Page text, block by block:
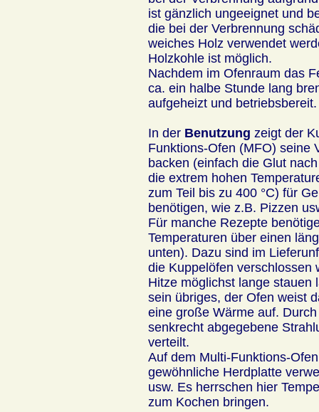
ist gänzlich ungeeignet und
die bei der Verbrennung
weiches Holz verwendet
Holzkohle ist möglich.
Nachdem im Ofenraum das
ca. ein halbe Stunde lang
aufgeheizt und betriebsbereit.
In der Benutzung zeigt der
Funktions-Ofen (MFO) seine
backen (einfach die Glut
die extrem hohen
zum Teil bis zu 400 °C) für
benötigen, wie z.B. Pizzen
Für manche Rezepte
Temperaturen über einen
unten). Dazu sind im
die Kuppelöfen verschlossen
Hitze möglichst lange stauen
sein übriges, der Ofen weist
eine große Wärme auf.
senkrecht abgegebene
verteilt.
Auf dem Multi-Funktions-
gewöhnliche Herdplatte
usw. Es herrschen hier
zum Kochen bringen.